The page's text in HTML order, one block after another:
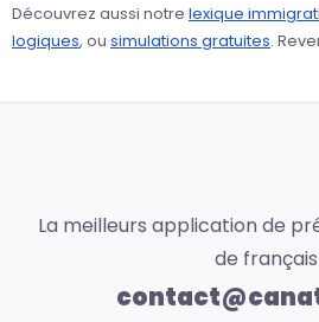
Découvrez aussi notre lexique
logiques, ou simulations gratuites.
La meilleurs application de
de français